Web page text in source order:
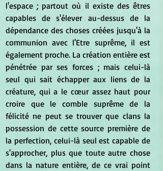
l'espace ; partout où il existe des êtres
capables de s'élever au-dessus de la
dépendance des choses créées jusqu'à la
communion avec l'Etre suprême, il est
également proche. La création entière est
pénétrée par ses forces ; mais celui-là
seul qui sait échapper aux liens de la
créature, qui a le cœur assez haut pour
croire que le comble suprême de la
félicité ne peut se trouver que clans la
possession de cette source première de
la perfection, celui-là seul est capable de
s'approcher, plus que toute autre chose
dans la nature entière, de ce vrai point